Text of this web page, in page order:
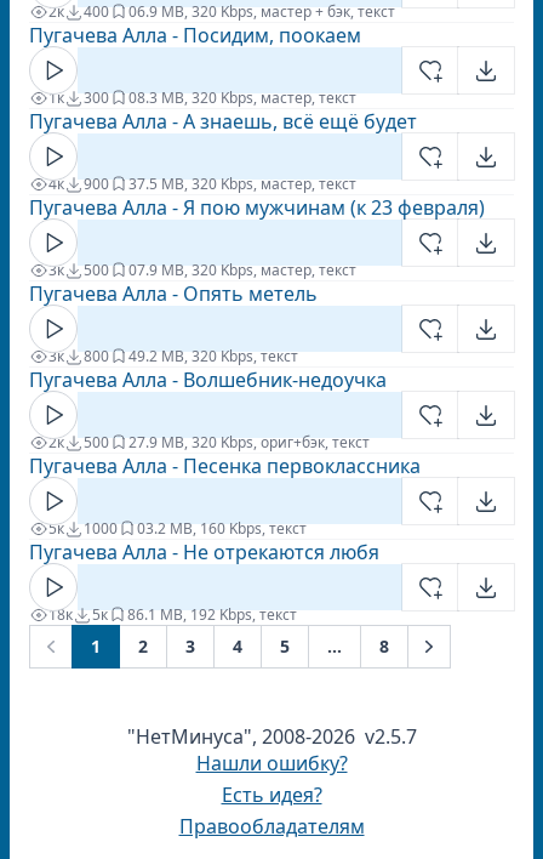
2к 400 06.9 MB, 320 Kbps, мастер + бэк, текст
Пугачева Алла - Посидим, поокаем
1к 300 08.3 MB, 320 Kbps, мастер, текст
Пугачева Алла - А знаешь, всё ещё будет
4к 900 37.5 MB, 320 Kbps, мастер, текст
Пугачева Алла - Я пою мужчинам (к 23 февраля)
3к 500 07.9 MB, 320 Kbps, мастер, текст
Пугачева Алла - Опять метель
3к 800 49.2 MB, 320 Kbps, текст
Пугачева Алла - Волшебник-недоучка
2к 500 27.9 MB, 320 Kbps, ориг+бэк, текст
Пугачева Алла - Песенка первоклассника
5к 1000 03.2 MB, 160 Kbps, текст
Пугачева Алла - Не отрекаются любя
18к 5к 86.1 MB, 192 Kbps, текст
Previous
1 2 3 4 5 ... 8 Next
"НетМинуса", 2008-2026 v2.5.7
Нашли ошибку?
Есть идея?
Правообладателям